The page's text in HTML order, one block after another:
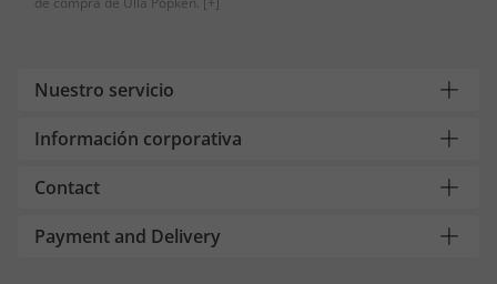
Nuestro servicio
Información corporativa
Contact
Payment and Delivery